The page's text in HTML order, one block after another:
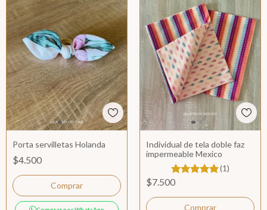
Porta servilletas Holanda
$4.500
Individual de tela doble faz
impermeable Mexico
(1)
$7.500